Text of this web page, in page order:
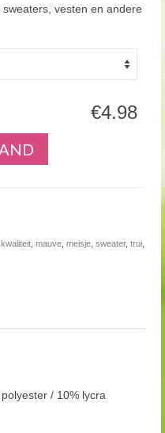
vesten en andere
€4.98
kwaliteit mauve meisje sweater, trui
/ 10% lycra